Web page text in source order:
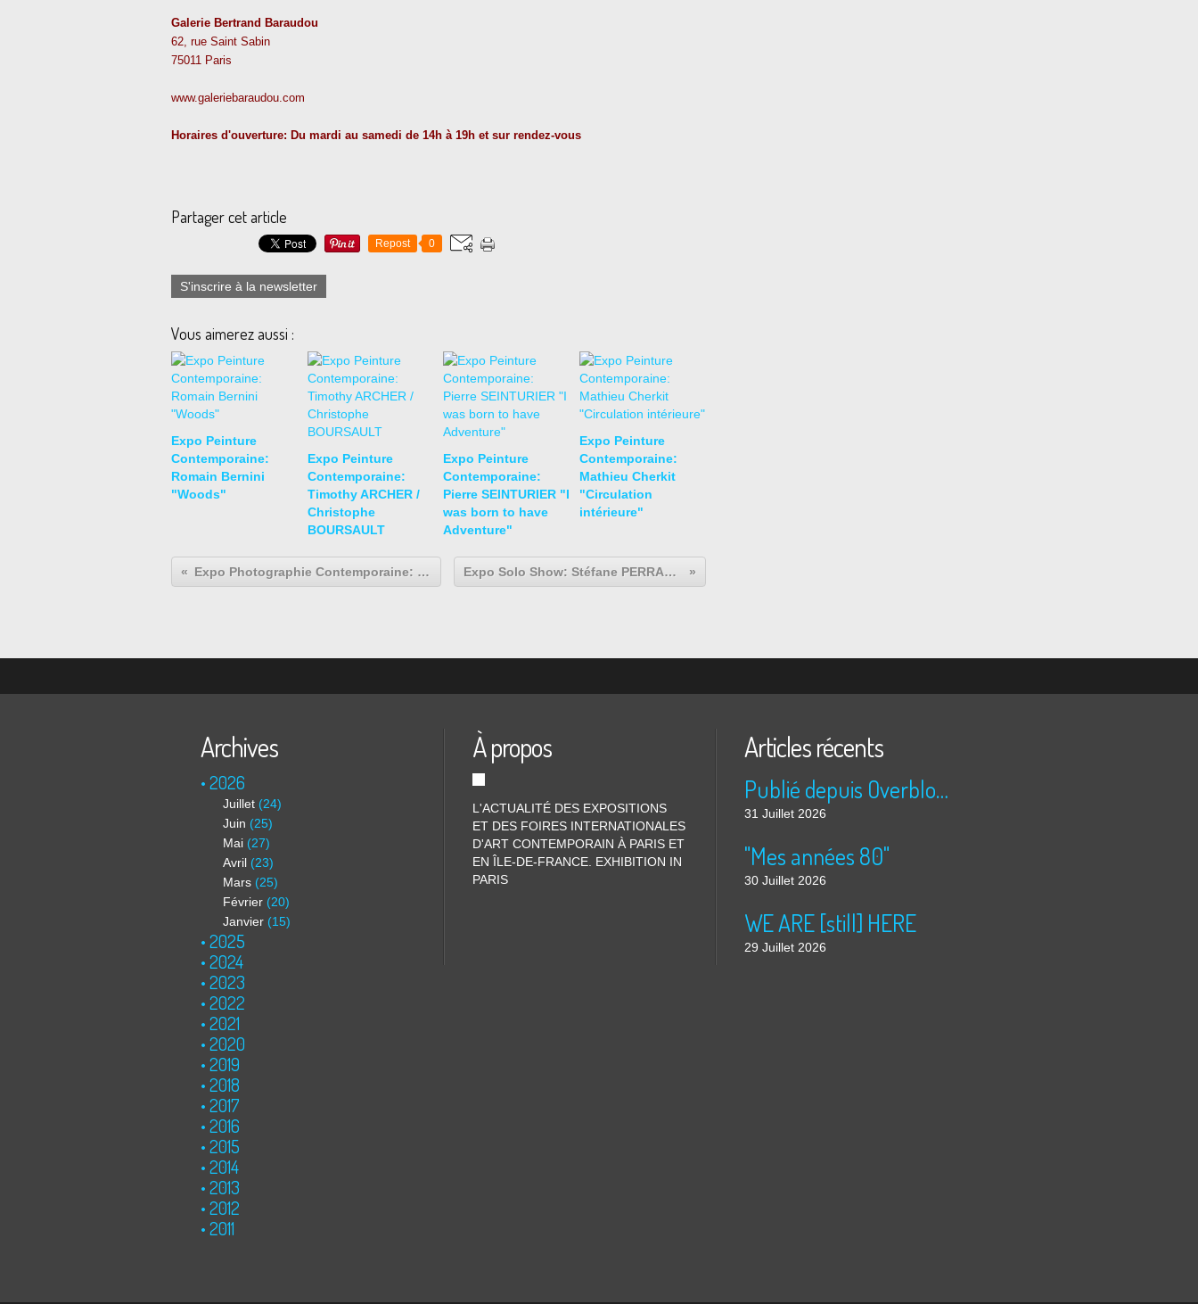
Galerie Bertrand Baraudou
62, rue Saint Sabin
75011 Paris
www.galeriebaraudou.com
Horaires d'ouverture: Du mardi au samedi de 14h à 19h et sur rendez-vous
Partager cet article
Repost 0
S'inscrire à la newsletter
Vous aimerez aussi :
Expo Peinture
Contemporaine:
Romain Bernini
"Woods"
Expo Peinture
Contemporaine:
Timothy ARCHER /
Christophe
BOURSAULT
Expo Peinture
Contemporaine:
Pierre SEINTURIER "I
was born to have
Adventure"
Expo Peinture
Contemporaine:
Mathieu Cherkit
"Circulation
intérieure"
Expo Photographie Contemporaine: Carlos FAUSTO " Nus et Vêtus comme il faut " Expo Solo Show: Stéfane PERRAUD "Le Sarcophage de L. près de M. (en D)"
Archives
2026
Juillet (24)
Juin (25)
Mai (27)
Avril (23)
Mars (25)
Février (20)
Janvier (15)
2025
2024
2023
2022
2021
2020
2019
2018
2017
2016
2015
2014
2013
2012
2011
À propos
L'ACTUALITÉ DES EXPOSITIONS
ET DES FOIRES INTERNATIONALES
D'ART CONTEMPORAIN À PARIS ET
EN ÎLE-DE-FRANCE. EXHIBITION IN
PARIS
Articles récents
Publié depuis Overblog et Facebook
31 Juillet 2026
"Mes années 80"
30 Juillet 2026
WE ARE [still] HERE
29 Juillet 2026